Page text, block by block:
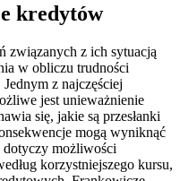
kredytów
związanych z ich sytuacją
w obliczu trudności
z najczęściej
jest unieważnienie
się, jakie są przesłanki
mogą wyniknąć
dotyczy możliwości
korzystniejszego kursu,